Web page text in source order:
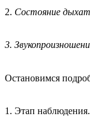
2. Состояние
3.
Остановимся
1. Этап наблюдения.